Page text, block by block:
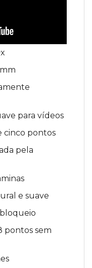
para vídeos
cinco pontos
pela
e suave
pontos sem